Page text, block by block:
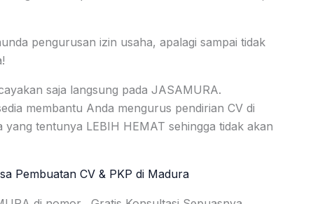
pengurusan izin usaha, apalagi sampai tidak
saja langsung pada JASAMURA.
membantu Anda mengurus pendirian CV di
tentunya LEBIH HEMAT sehingga tidak akan
Pembuatan CV & PKP di Madura